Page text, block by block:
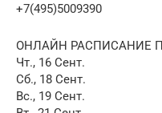
+7(495)5009390
ОНЛАЙН РАСПИСАНИЕ
Чт., 16 Сент.
Сб., 18 Сент.
Вс., 19 Сент.